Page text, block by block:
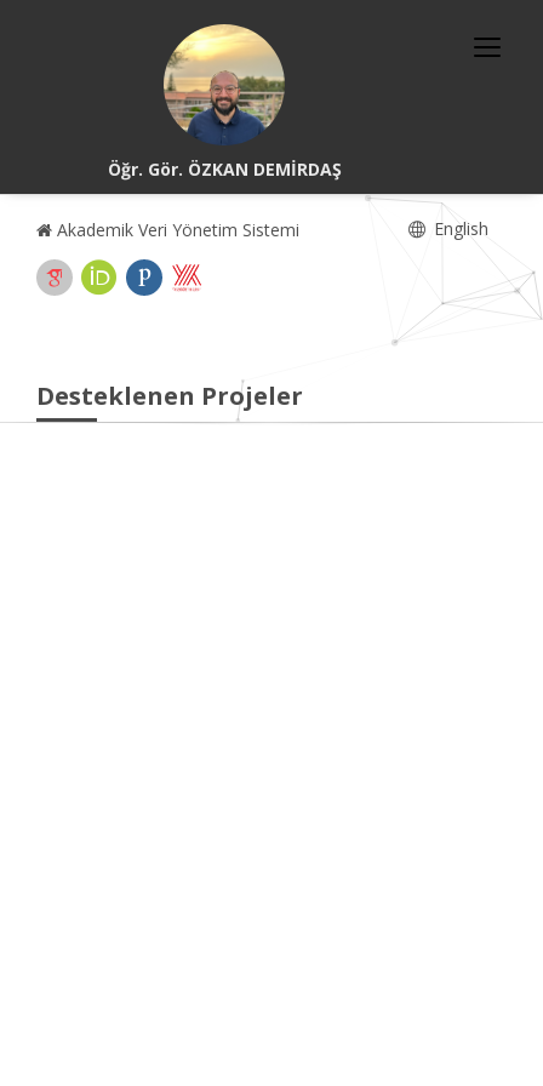
Öğr. Gör. ÖZKAN DEMİRDAŞ
Akademik Veri Yönetim Sistemi English
Desteklenen Projeler